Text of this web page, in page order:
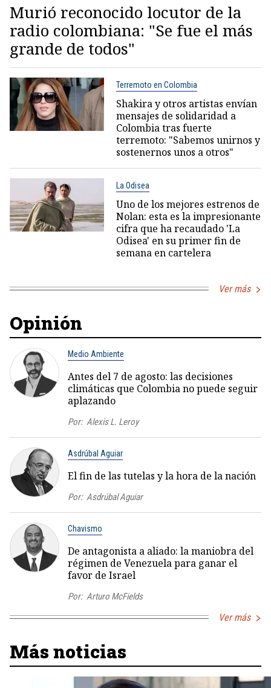
Murió reconocido locutor de la
radio colombiana: "Se fue el más
grande de todos"
Terremoto en Colombia
Shakira y otros artistas envían
mensajes de solidaridad a
Colombia tras fuerte
terremoto: "Sabemos unirnos y
sostenernos unos a otros"
La Odisea
Uno de los mejores estrenos de
Nolan: esta es la impresionante
cifra que ha recaudado 'La
Odisea' en su primer fin de
semana en cartelera
Ver más
Opinión
Medio Ambiente
Antes del 7 de agosto: las decisiones
climáticas que Colombia no puede seguir
aplazando
Por: Alexis L. Leroy
Asdrúbal Aguiar
El fin de las tutelas y la hora de la nación
Por: Asdrúbal Aguiar
Chavismo
De antagonista a aliado: la maniobra del
régimen de Venezuela para ganar el
favor de Israel
Por: Arturo McFields
Ver más
Más noticias